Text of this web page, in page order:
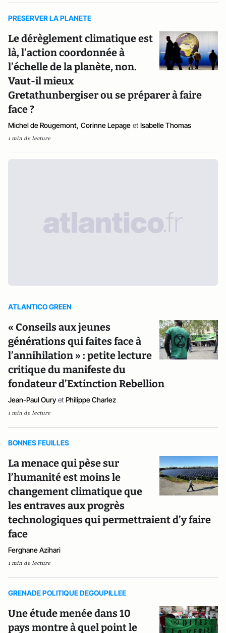
PRESERVER LA PLANETE
Le dérèglement climatique est
là, l’action coordonnée à
l’échelle de la planète, non.
Vaut-il mieux
Gretathunbergiser ou se préparer à faire
face ?
Michel de Rougemont, Corinne Lepage et Isabelle Thomas
1 min de lecture
ATLANTICO GREEN
« Conseils aux jeunes
générations qui faites face à
l’annihilation » : petite lecture
critique du manifeste du
fondateur d’Extinction Rebellion
Jean-Paul Oury et Philippe Charlez
1 min de lecture
BONNES FEUILLES
La menace qui pèse sur
l’humanité est moins le
changement climatique que
les entraves aux progrès
technologiques qui permettraient d’y faire
face
Ferghane Azihari
1 min de lecture
GRENADE POLITIQUE DEGOUPILLEE
Une étude menée dans 10
pays montre à quel point le